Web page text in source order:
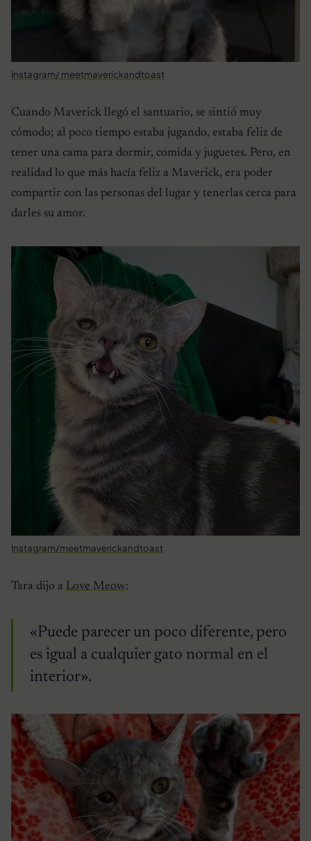
Instagram/ meetmaverickandtoast
Cuando Maverick llegó el santuario, se sintió muy
cómodo; al poco tiempo estaba jugando, estaba feliz de
tener una cama para dormir, comida y juguetes. Pero, en
realidad lo que más hacía feliz a Maverick, era poder
compartir con las personas del lugar y tenerlas cerca para
darles su amor.
Instagram/meetmaverickandtoast
Tara dijo a Love Meow:
«Puede parecer un poco diferente, pero
es igual a cualquier gato normal en el
interior».